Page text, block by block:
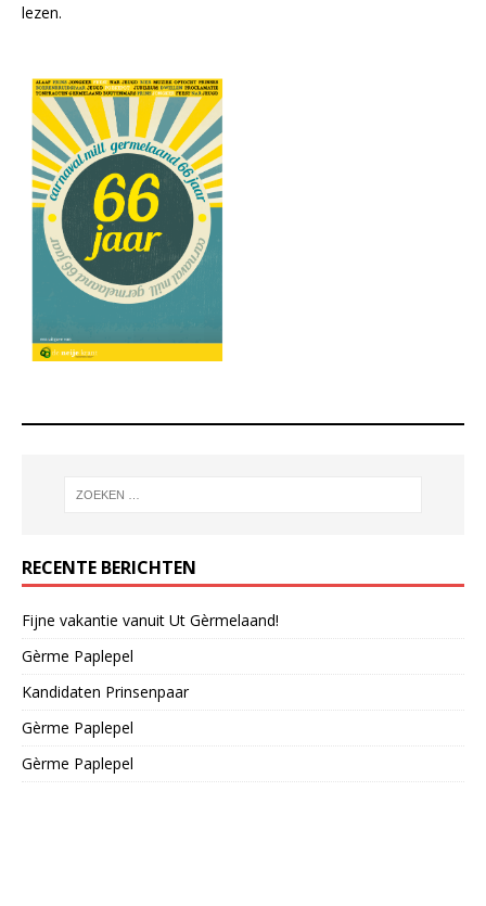
lezen.
RECENTE BERICHTEN
Fijne vakantie vanuit Ut Gèrmelaand!
Gèrme Paplepel
Kandidaten Prinsenpaar
Gèrme Paplepel
Gèrme Paplepel